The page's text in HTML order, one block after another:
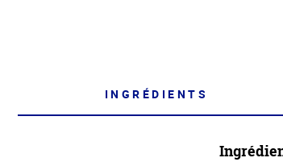
INGRÉDIENTS